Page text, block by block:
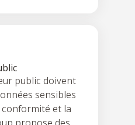
public doivent
sensibles
et la